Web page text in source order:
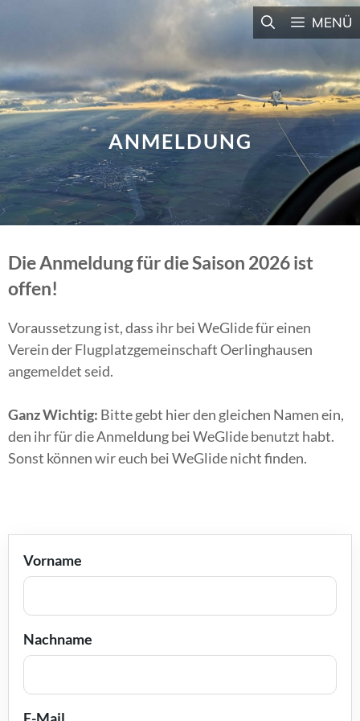
MENÜ
ANMELDUNG
Die Anmeldung für die Saison 2026 ist
offen!
Voraussetzung ist, dass ihr bei WeGlide für einen
Verein der Flugplatzgemeinschaft Oerlinghausen
angemeldet seid.
Ganz Wichtig: Bitte gebt hier den gleichen Namen ein,
den ihr für die Anmeldung bei WeGlide benutzt habt.
Sonst können wir euch bei WeGlide nicht finden.
Vorname
Nachname